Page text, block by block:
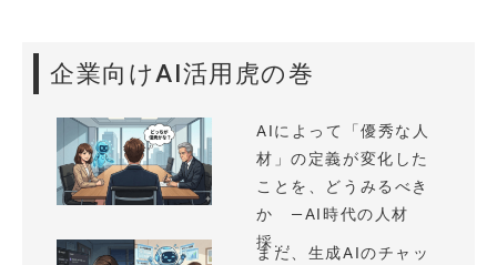
企業向けAI活用虎の巻
AIによって「優秀な人
材」の定義が変化した
ことを、どうみるべき
か —AI時代の人材
採...
まだ、生成AIのチャッ